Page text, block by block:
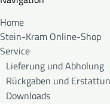
Home
Stein-Kram Online-Shop
Service
Lieferung und Abholung
Rückgaben und
Downloads